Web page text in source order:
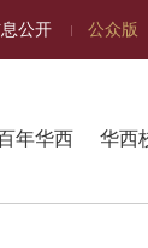
公开 公众版
年华西 华西